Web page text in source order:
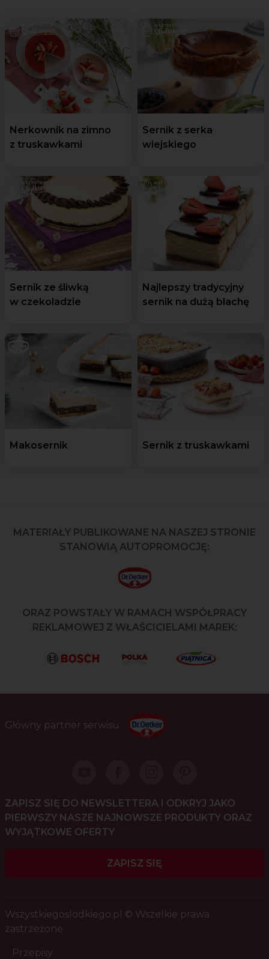
Nerkownik na zimno
z truskawkami
Sernik z serka
wiejskiego
Sernik ze śliwką
w czekoladzie
Najlepszy tradycyjny
sernik na dużą blachę
Makosernik Sernik z truskawkami
MATERIAŁY PUBLIKOWANE NA NASZEJ STRONIE
STANOWIĄ AUTOPROMOCJĘ:
ORAZ POWSTAŁY W RAMACH WSPÓŁPRACY
REKLAMOWEJ Z WŁAŚCICIELAMI MAREK:
Główny partner serwisu
ZAPISZ SIĘ DO NEWSLETTERA I ODKRYJ JAKO
PIERWSZY NASZE NAJNOWSZE PRODUKTY ORAZ
WYJĄTKOWE OFERTY
ZAPISZ SIĘ
Wszystkiegoslodkiego.pl © Wszelkie prawa
zastrzeżone
Przepisy